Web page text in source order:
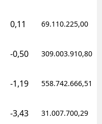
0,11 69.110.225,00
-0,50 309.003.910,80
-1,19 558.742.666,51
-3,43 31.007.700,29